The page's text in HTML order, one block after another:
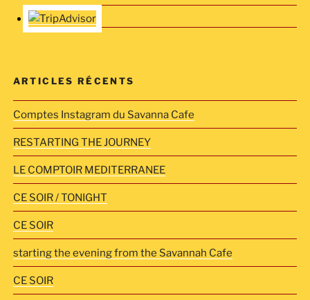
ARTICLES RÉCENTS
Comptes Instagram du Savanna Cafe
RESTARTING THE JOURNEY
LE COMPTOIR MEDITERRANEE
CE SOIR / TONIGHT
CE SOIR
starting the evening from the Savannah Cafe
CE SOIR